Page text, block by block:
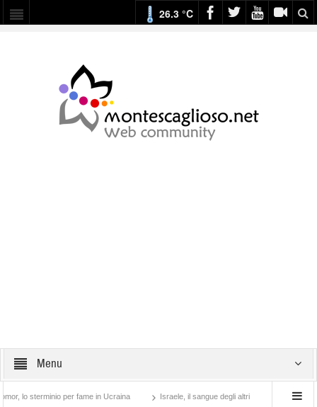
26.3 °C
Menu
per fame in Ucraina Israele, il sangue degli altri Lotta di classe… tra